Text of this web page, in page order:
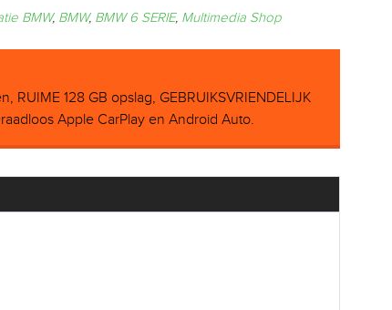
BMW, BMW, BMW 6 SERIE, Multimedia Shop
RUIME 128 GB opslag, GEBRUIKSVRIENDELIJK
Apple CarPlay en Android Auto.